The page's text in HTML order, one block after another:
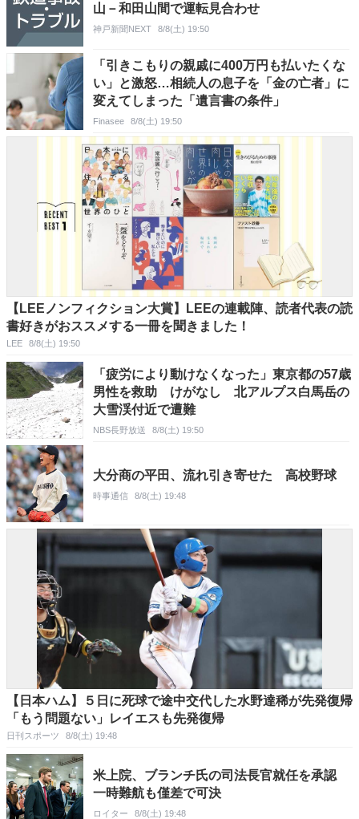
山－和田山間で運転見合わせ
神戸新聞NEXT 8/8(土) 19:50
「引きこもりの親戚に400万円も払いたくな
い」と激怒…相続人の息子を「金の亡者」に
変えてしまった「遺言書の条件」
Finasee 8/8(土) 19:50
【LEEノンフィクション大賞】LEEの連載陣、読者代表の読
書好きがおススメする一冊を聞きました！
LEE 8/8(土) 19:50
「疲労により動けなくなった」東京都の57歳
男性を救助 けがなし 北アルプス白馬岳の
大雪渓付近で遭難
NBS長野放送 8/8(土) 19:50
大分商の平田、流れ引き寄せた 高校野球
時事通信 8/8(土) 19:48
【日本ハム】５日に死球で途中交代した水野達稀が先発復帰
「もう問題ない」レイエスも先発復帰
日刊スポーツ 8/8(土) 19:48
米上院、ブランチ氏の司法長官就任を承認
一時難航も僅差で可決
ロイター 8/8(土) 19:48